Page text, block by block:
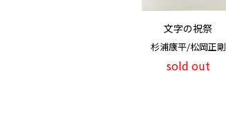
文字の祝祭
杉浦康平/松岡正剛
sold out